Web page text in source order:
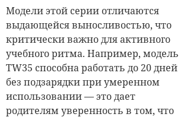
Модели этой серии отличаются
выдающейся выносливостью, что
критически важно для активного
учебного ритма. Например, модель
TW35 способна работать до 20 дней
без подзарядки при умеренном
использовании — это дает
родителям уверенность в том, что